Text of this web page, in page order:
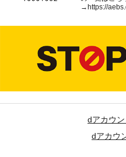
→https://
dアカウ
dアカウ